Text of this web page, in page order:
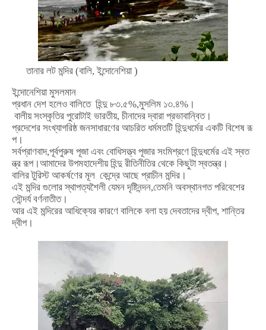
তানার লট মন্দির (বালি, ইন্দোনেশিয়া )
ইন্দোনেশিয়া মুসলমান
প্রধান দেশ হলেও বালিতে হিন্দু ৮৩.৫%,মুসলিম ১৩.৪% ।
বালীয় সংস্কৃতির পুরোটাই ভারতীয়, চীনাদের দ্বারা প্রভাবান্বিত।
প্রদেশের সংখ্যাগরিষ্ঠ জনসাধারণের আচরিত ধর্মমতটি হিন্দুধর্মের একটি বিশেষ রূ
প।
সর্বপ্রাণবাদ,পূর্বপুরুষ পূজা এবং বোধিসত্ত্ব পূজার সংমিশ্রণে হিন্দুধর্মের এই স্বত
ন্ত্র রূপ।আমাদের উপমহাদেশীয় হিন্দু রীতিনীতির থেকে কিছুটা স্বতন্ত্র।
বালির টুরিস্ট আকর্ষণের মূল কেন্দ্রে আছে প্রাচীন মন্দির।
এই মন্দির গুলোর স্থাপত্যশৈলী যেমনদৃষ্টিনন্দন,তেমনি অবস্থানগত পরিবেশের
সৌন্দর্য বর্ণনাতীত।
আর এই মন্দিরের আধিক্যের কারণে বালিকে বলা হয় দেবতাদেরদ্বীপ, শান্তির
দ্বীপ।